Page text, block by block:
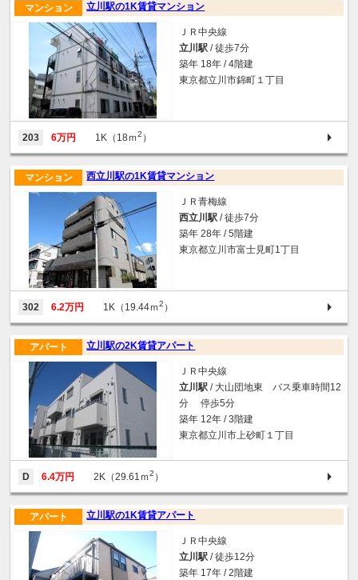
立川駅の1K賃貸マンション
マンション
ＪＲ中央線
立川駅 / 徒歩7分
築年 18年 / 4階建
東京都立川市錦町１丁目
203 6万円 1K（18ｍ2 ）
西立川駅の1K賃貸マンション
マンション
ＪＲ青梅線
西立川駅 / 徒歩7分
築年 28年 / 5階建
東京都立川市富士見町1丁目
302 6.2万円 1K（19.44ｍ2 ）
立川駅の2K賃貸アパート
アパート
ＪＲ中央線
立川駅 / 大山団地東 バス乗車時間12
分 停歩5分
築年 12年 / 3階建
東京都立川市上砂町１丁目
D 6.4万円 2K（29.61ｍ2 ）
立川駅の1K賃貸アパート
アパート
ＪＲ中央線
立川駅 / 徒歩12分
築年 17年 / 2階建